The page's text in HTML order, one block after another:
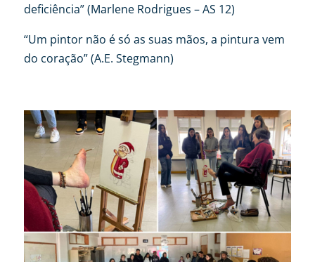
deficiência” (Marlene Rodrigues – AS 12)
“Um pintor não é só as suas mãos, a pintura vem
do coração” (A.E. Stegmann)